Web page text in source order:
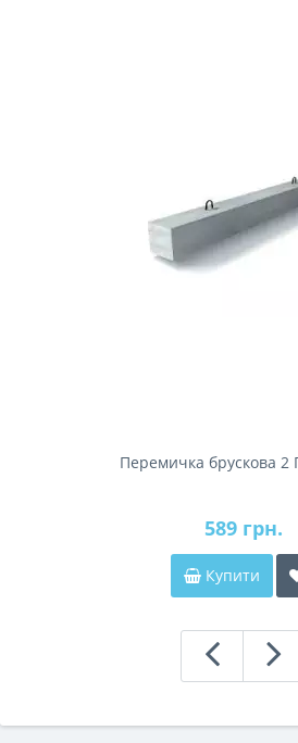
Перемичка брускова 2
589 грн.
Купити